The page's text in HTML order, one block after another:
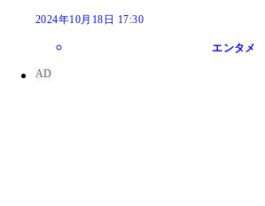
2024年10月18日 17:30
エンタメ